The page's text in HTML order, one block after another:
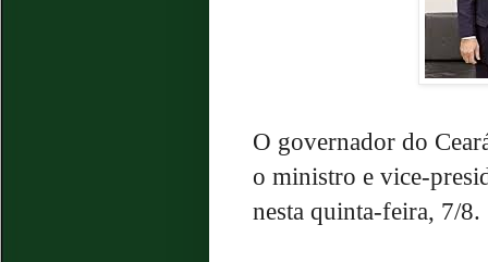
O governador do
o ministro e vice-
nesta quinta-feira, 7/8.